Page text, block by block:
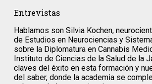
Entrevistas
Hablamos son Silvia Kochen,
de Estudios en Neurociencias y
sobre la Diplomatura en Cannabis
Instituto de Ciencias de la Salud de la
claves del éxito en esta formación y
del saber, donde la academia se